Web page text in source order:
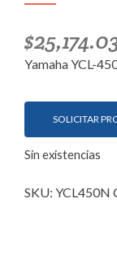
$
Yamaha YCL-
SOLICITAR
Sin existencias
SKU: YCL450N